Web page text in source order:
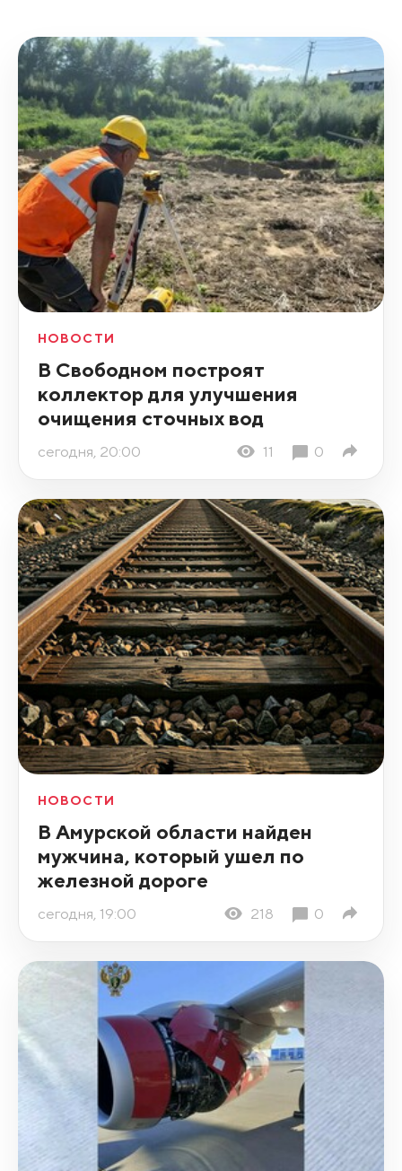
НОВОСТИ
В Свободном построят
коллектор для улучшения
очищения сточных вод
сегодня, 20:00 11 0
НОВОСТИ
В Амурской области найден
мужчина, который ушел по
железной дороге
сегодня, 19:00 218 0